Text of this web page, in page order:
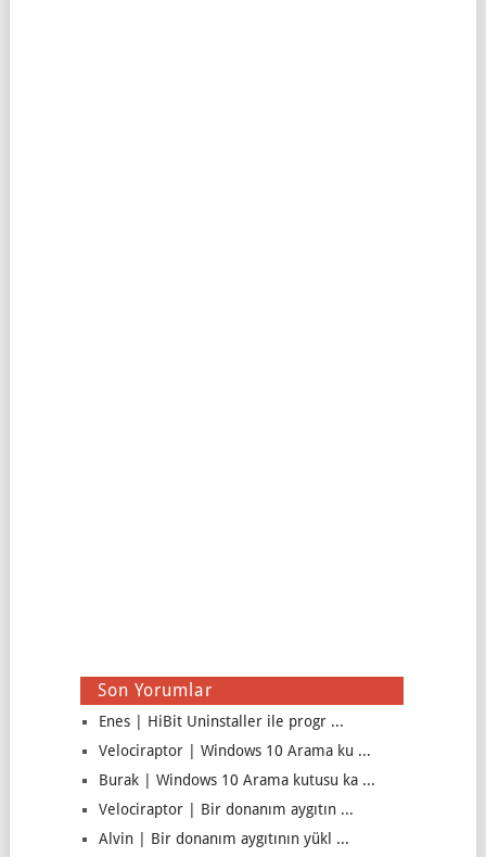
Son Yorumlar
Enes | HiBit Uninstaller ile progr ...
Velociraptor | Windows 10 Arama ku ...
Burak | Windows 10 Arama kutusu ka ...
Velociraptor | Bir donanım aygıtın ...
Alvin | Bir donanım aygıtının yükl ...